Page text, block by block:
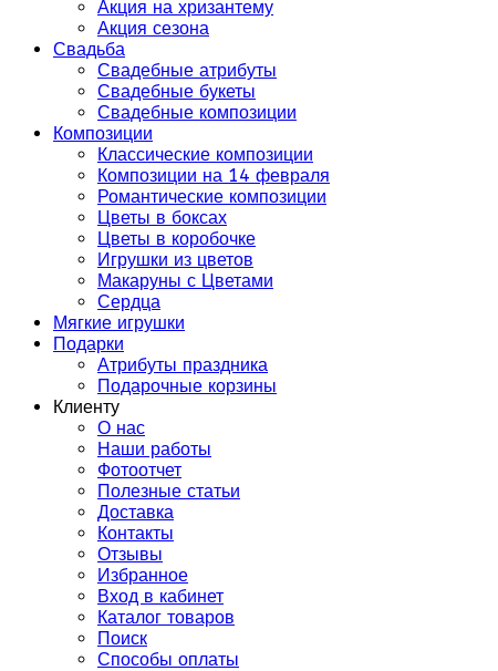
Акция на хризантему
Акция сезона
Свадьба
Свадебные атрибуты
Свадебные букеты
Свадебные композиции
Композиции
Классические композиции
Композиции на 14 февраля
Романтические композиции
Цветы в боксах
Цветы в коробочке
Игрушки из цветов
Макаруны с Цветами
Сердца
Мягкие игрушки
Подарки
Атрибуты праздника
Подарочные корзины
Клиенту
О нас
Наши работы
Фотоотчет
Полезные статьи
Доставка
Контакты
Отзывы
Избранное
Вход в кабинет
Каталог товаров
Поиск
Способы оплаты